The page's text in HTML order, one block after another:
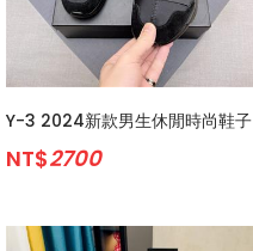
Y-3 2024新款男生休閒時尚鞋子
NT$2700